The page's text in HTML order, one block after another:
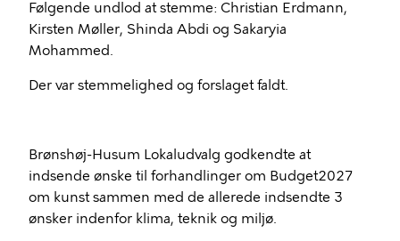
Følgende undlod at stemme: Christian Erdmann,
Kirsten Møller, Shinda Abdi og Sakaryia
Mohammed.
Der var stemmelighed og forslaget faldt.
Brønshøj-Husum Lokaludvalg godkendte at
indsende ønske til forhandlinger om Budget2027
om kunst sammen med de allerede indsendte 3
ønsker indenfor klima, teknik og miljø.